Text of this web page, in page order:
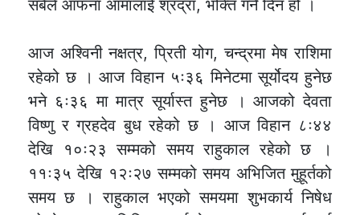
सबैले आफना आमालाई श्रद्रा, भक्ति गर्ने दिन हो ।
आज अश्विनी नक्षत्र, प्रिती योग, चन्द्रमा मेष राशिमा
रहेको छ । आज विहान ५ः३६ मिनेटमा सूर्योदय हुनेछ
भने ६ः३६ मा मात्र सूर्यास्त हुनेछ । आजको देवता
विष्णु र ग्रहदेव बुध रहेको छ । आज विहान ८ः४४
देखि १०ः२३ सम्मको समय राहुकाल रहेको छ ।
११ः३५ देखि १२ः२७ सम्मको समय अभिजित मुहूर्तको
समय छ । राहुकाल भएको समयमा शुभकार्य निषेध